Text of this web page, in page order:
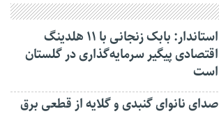
استاندار: بابک زنجانی با ۱۱ هلدینگ
اقتصادی پیگیر سرمایه‌گذاری در گلستان
است
صدای نانوای گنبدی و گلایه از قطعی برق